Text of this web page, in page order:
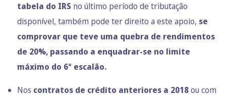
tabela do IRS no último período de tributação
disponível, também pode ter direito a este apoio, se
comprovar que teve uma quebra de rendimentos
de 20%, passando a enquadrar-se no limite
máximo do 6º escalão.
Nos contratos de crédito anteriores a 2018ou com